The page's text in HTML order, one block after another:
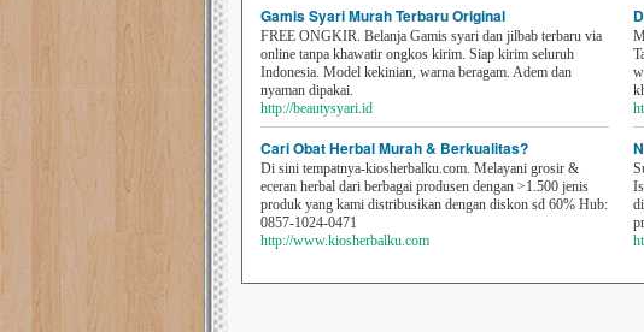
Gamis Syari Murah Terbaru Original
FREE ONGKIR. Belanja Gamis syari dan jilbab terbaru via
online tanpa khawatir ongkos kirim. Siap kirim seluruh
Indonesia. Model kekinian, warna beragam. Adem dan
nyaman dipakai.
http://beautysyari.id
Cari Obat Herbal Murah & Berkualitas?
Di sini tempatnya-kiosherbalku.com. Melayani grosir &
eceran herbal dari berbagai produsen dengan >1.500 jenis
produk yang kami distribusikan dengan diskon sd 60% Hub:
0857-1024-0471
http://www.kiosherbalku.com